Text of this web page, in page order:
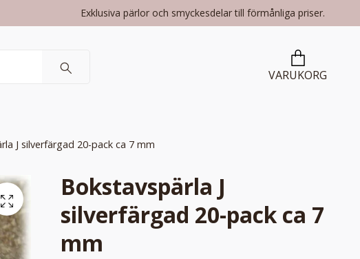
Exklusiva pärlor och smyckesdelar till förmånliga priser.
VARUKORG
J silverfärgad 20-pack ca 7 mm
Bokstavspärla J
silverfärgad 20-pack ca 7
mm